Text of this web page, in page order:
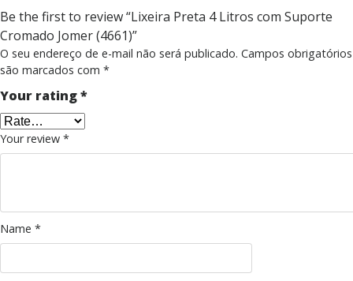
Be the first to review “Lixeira Preta 4 Litros com Suporte
Cromado Jomer (4661)”
O seu endereço de e-mail não será publicado. Campos obrigatórios
são marcados com *
Your rating*
Your review *
Name *